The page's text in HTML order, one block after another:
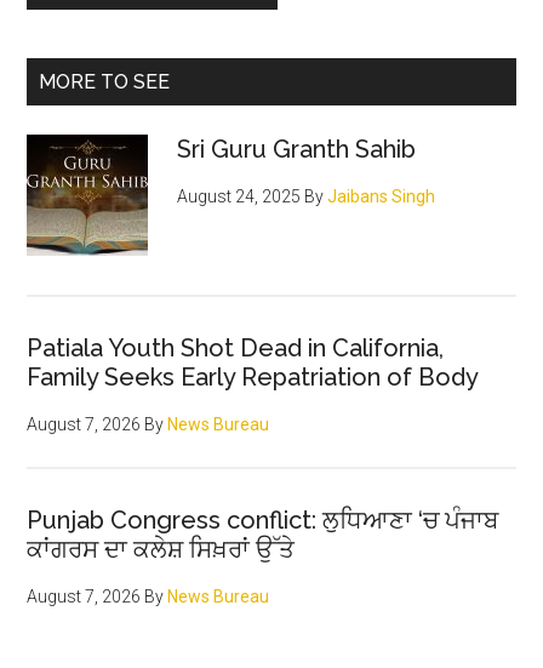
MORE TO SEE
Sri Guru Granth Sahib
August 24, 2025 ByJaibans Singh
Patiala Youth Shot Dead in California,
Family Seeks Early Repatriation of Body
August 7, 2026 By News Bureau
Punjab Congress conflict: ਲੁਧਿਆਣਾ ‘ਚ ਪੰਜਾਬ
ਕਾਂਗਰਸ ਦਾ ਕਲੇਸ਼ ਸਿਖ਼ਰਾਂ ਉੱਤੇ
August 7, 2026 By News Bureau